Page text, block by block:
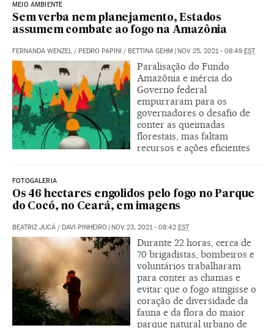
MEIO AMBIENTE
Sem verba nem planejamento, Estados
assumem combate ao fogo na Amazônia
FERNANDA WENZEL / PEDRO PAPINI / BETTINA GEHM | NOV 25, 2021 - 08:49 EST
Paralisação do Fundo
Amazônia e inércia do
Governo federal
empurraram para os
governadores o desafio de
conter as queimadas
florestais, mas faltam
recursos e ações eficientes
FOTOGALERIA
Os 46 hectares engolidos pelo fogo no Parque
do Cocó, no Ceará, em imagens
BEATRIZ JUCÁ / DAVI PINHEIRO | NOV 23, 2021 - 08:42 EST
Durante 22 horas, cerca de
70 brigadistas, bombeiros e
voluntários trabalharam
para conter as chamas e
evitar que o fogo atingisse o
coração de diversidade da
fauna e da flora do maior
parque natural urbano de